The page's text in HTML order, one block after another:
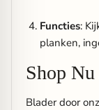
Functies:
planken,
Shop
Blader door